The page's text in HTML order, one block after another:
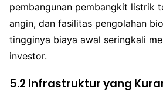
pembangunan pembangkit listrik
angin, dan fasilitas pengolahan
tingginya biaya awal seringkali
investor.
5.2 Infrastruktur yang